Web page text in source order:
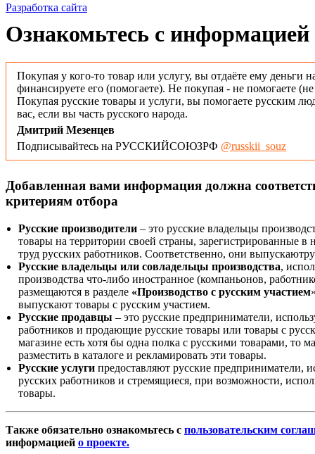
Разработка сайта
Ознакомьтесь с информацией
Покупая у кого-то товар или услугу, вы отдаёте ему деньги
финансируете его (помогаете). Не покупая - не помогаете
Покупая русские товары и услуги, вы помогаете русским
вас, если вы часть русского народа.
Дмитрий Мезенцев
Подписывайтесь на РУССКИЙСОЮЗРФ @russkii_souz
Добавленная вами информация должна
критериям отбора
Русские производители – это русские владельцы
товары на территории своей страны, зарегистрированные
труд русских работников. Соответственно, они
Русские владельцы или совладельцы производства,
производства что-либо иностранное (компаньонов,
размещаются в разделе «Производство с русским участием
выпускают товары с русским участием.
Русские продавцы – это русские предприниматели,
работников и продающие русские товары или товары с
магазине есть хотя бы одна полка с русскими товарами, то
разместить в каталоге и рекламировать эти товары.
Русские услуги предоставляют русские предприниматели,
русских работников и стремящиеся, при возможности,
товары.
Также обязательно ознакомьтесь с пользовательским
информацией о проекте.